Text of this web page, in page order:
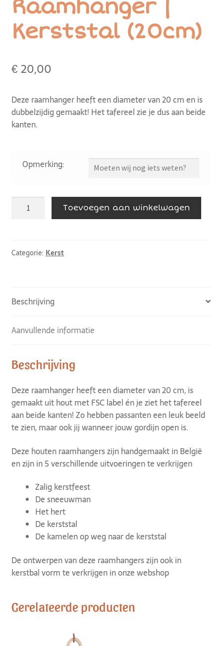
Raamhanger |
Kerststal (20cm)
€20,00
Deze raamhanger heeft een diameter van 20 cm en is
dubbelzijdig gemaakt! Het tafereel zie je dus aan beide
kanten.
Opmerking:
Toevoegen aan winkelwagen
Categorie: Kerst
Beschrijving
Aanvullende informatie
Beschrijving
Deze raamhanger heeft een diameter van 20 cm, is
gemaakt uit hout met FSC label én je ziet het tafereel
aan beide kanten! Zo hebben passanten een leuk beeld
te zien, maar ook jij wanneer jouw gordijn open is.
Deze houten raamhangers zijn handgemaakt in België
en zijn in 5 verschillende uitvoeringen te verkrijgen
Zalig kerstfeest
De sneeuwman
Het hert
De kerststal
De kamelen op weg naar de kerststal
De ontwerpen van deze raamhangers zijn ook in
kerstbal vorm te verkrijgen in onze webshop
Gerelateerde producten